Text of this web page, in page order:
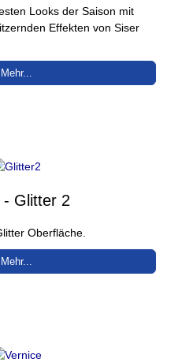
Looks der Saison mit
Effekten von Siser
Mehr...
- Glitter 2
Oberfläche.
Mehr...